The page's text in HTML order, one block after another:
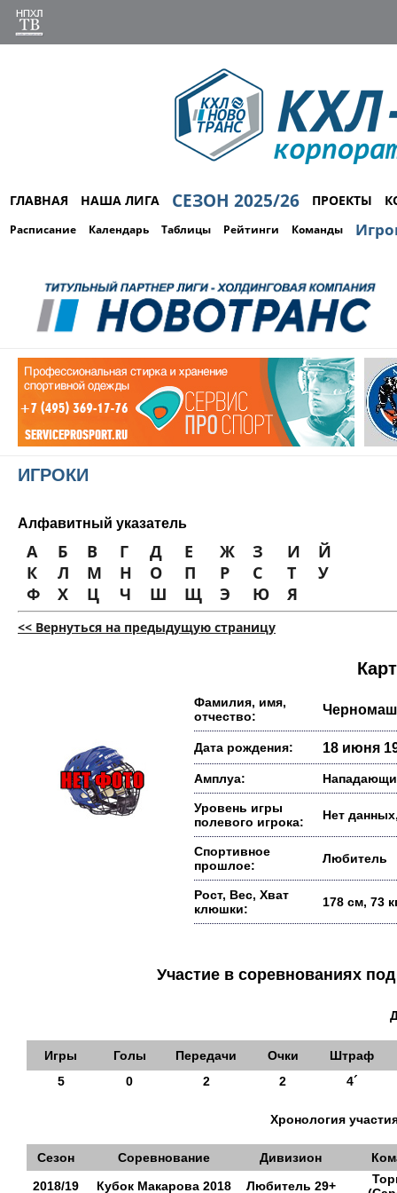
ГЛАВНАЯ НАША ЛИГА СЕЗОН 2025/26 ПРОЕКТЫ
Расписание Календарь Таблицы Рейтинги Команды
ИГРОКИ
Алфавитный указатель
А Б В Г Д Е Ж З И
Й
К
Л М Н О П Р С Т
У
Ф
Х Ц Ч Ш Щ Э Ю Я
<< Вернуться на предыдущую страницу
Фамилия, имя,
отчество:
Дата рождения: 18 июня
Амплуа:
Уровень игры
полевого игрока:
Нет
Спортивное
прошлое:
Любитель
Рост, Вес, Хват
клюшки:
178 см, 73
Участие в соревнованиях
Игры Голы Передачи Очки
Штраф
5
0 2 2 4´
Хронология
Сезон Соревнование Дивизион
2018/19
Кубок Макарова 2018 Любитель 29+